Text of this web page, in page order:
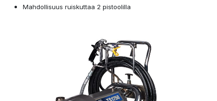
Mahdollisuus ruiskuttaa 2 pistoolilla